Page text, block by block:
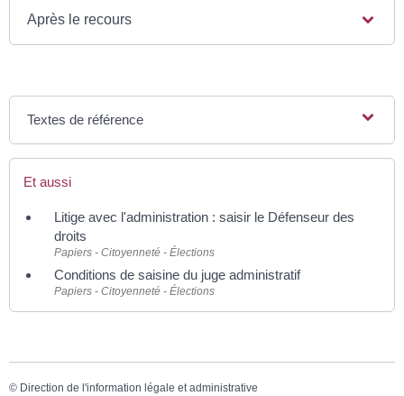
Après le recours
Textes de référence
Et aussi
Litige avec l'administration : saisir le Défenseur des
droits
Papiers - Citoyenneté - Élections
Conditions de saisine du juge administratif
Papiers - Citoyenneté - Élections
© Direction de l'information légale et administrative